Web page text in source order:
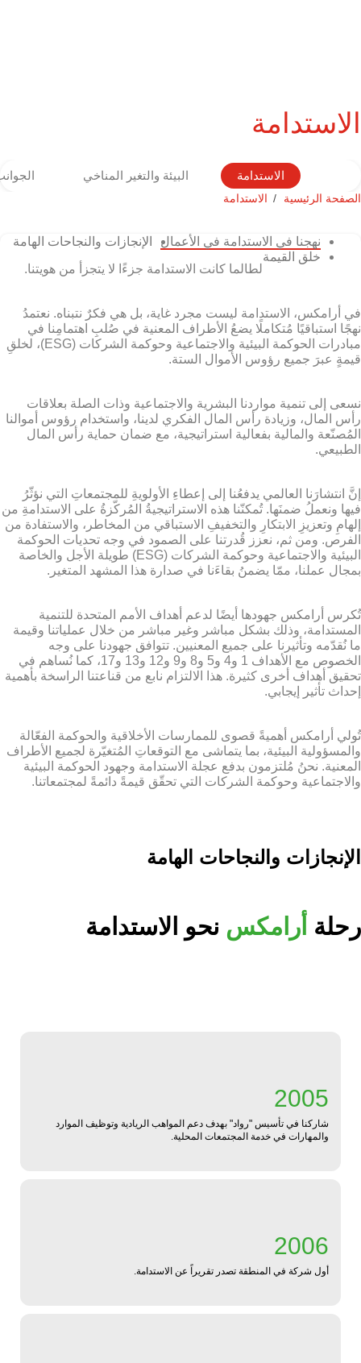
الاستدامة
الاستدامة البيئة والتغير المناخي
الصفحة الرئيسية الاستدامة
نهجنا في الاستدامة في الأعمال
الإنجازات والنجاحات الهامة
خلق القيمة
لطالما كانت الاستدامة جزءًا لا يتجزأ من هويتنا.
في أرامكس، الاستدامة ليست مجرد غاية، بل هي فكرٌ نتبناه. نعتمدُ
نهجًا استباقيًا مُتكاملًا يضعُ الأطراف المعنية في صُلبِ اهتمامِنا في
مبادرات الحوكمة البيئية والاجتماعية وحوكمة الشركات (ESG)، لخلقِ
قيمةٍ عبرَ جميع رؤوس الأموال الستة.
نسعى إلى تنمية مواردنا البشرية والاجتماعية وذات الصلة بعلاقات
رأس المال، وزيادة رأس المال الفكري لدينا، واستخدام رؤوس أموالنا
المُصنّعة والمالية بفعالية استراتيجية، مع ضمان حماية رأس المال
الطبيعي.
إنَّ انتشارَنا العالمي يدفعُنا إلى إعطاءِ الأولويةِ للمجتمعاتِ التي نؤثّرُ
فيها ونعملُ ضمنَها. تُمكنّنا هذه الاستراتيجيةُ المُركّزةُ على الاستدامةِ من
إلهامِ وتعزيزِ الابتكارِ والتخفيفِ الاستباقي من المخاطر، والاستفادة من
الفرص. ومن ثم، نعزز قُدرتنا على الصمود في وجه تحديات الحوكمة
البيئية والاجتماعية وحوكمة الشركات (ESG) طويلة الأجل والخاصة
بمجال عملنا، ممّا يضمنُ بقاءَنا في صدارة هذا المشهد المتغير.
تُكرس أرامكس جهودها أيضًا لدعم أهداف الأمم المتحدة للتنمية
المستدامة، وذلك بشكل مباشر وغير مباشر من خلال عملياتنا وقيمة
ما نُقدّمه وتأثيرنا على جميع المعنيين. تتوافق جهودنا على وجه
الخصوص مع الأهداف 1 و4 و5 و8 و9 و12 و13 و17، كما نُساهم في
تحقيق أهداف أخرى كثيرة. هذا الالتزام نابع من قناعتنا الراسخة بأهمية
إحداث تأثير إيجابي.
تُولي أرامكس أهميةً قصوى للممارسات الأخلاقية والحوكمة الفعّالة
والمسؤولية البيئية، بما يتماشى مع التوقعاتِ المُتغيّرة لجميع الأطراف
المعنية. نحنُ مُلتزمون بدفع عجلة الاستدامة وجهود الحوكمة البيئية
والاجتماعية وحوكمة الشركات التي تحقّق قيمةً دائمةً لمجتمعاتنا.
الإنجازات والنجاحات الهامة
رحلة أرامكس نحو الاستدامة
2005
شاركنا في تأسيس "رواد" بهدف دعم المواهب الريادية وتوظيف الموارد
والمهارات في خدمة المجتمعات المحلية.
2006
أول شركة في المنطقة تصدر تقريراً عن الاستدامة.